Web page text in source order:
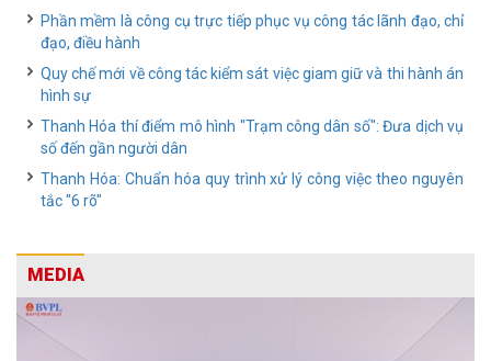
Phần mềm là công cụ trực tiếp phục vụ công tác lãnh đạo, chỉ
đạo, điều hành
Quy chế mới về công tác kiểm sát việc giam giữ và thi hành án
hình sự
Thanh Hóa thí điểm mô hình "Trạm công dân số": Đưa dịch vụ
số đến gần người dân
Thanh Hóa: Chuẩn hóa quy trình xử lý công việc theo nguyên
tắc "6 rõ"
MEDIA